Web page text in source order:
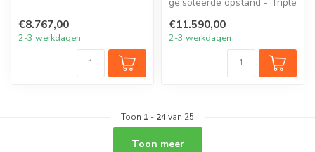
€8.767,00
2-3 werkdagen
glasveld
€11.590,00
2-3 werkdagen
Toon 1 - 24van 25
Toon meer